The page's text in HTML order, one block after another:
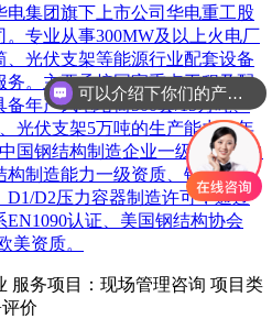
电集团旗下上市公司华电重工股
专业从事300MW及以上火电厂
、光伏支架等能源行业配套设备
务。主要承接国家重点工程及配
年产风电塔筒500套/15万吨、
光伏支架5万吨的生产能力，年
国钢结构制造企业一级资质、中
构制造能力一级资质、钢结构工
D1/D2压力容器制造许可，通过
认证、美国钢结构协会
美资质。
服务项目：现场管理咨询 项目类
价
可以介绍下你们的产品么